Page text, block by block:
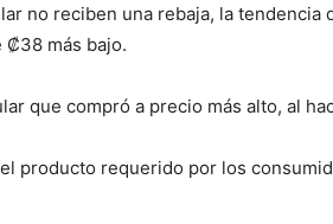
no reciben una rebaja, la tendencia
₡38 más bajo.
que compró a precio más alto, al
producto requerido por los